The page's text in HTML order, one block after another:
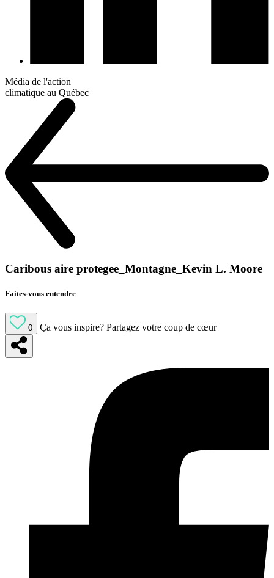
Média de l'action
climatique au Québec
Caribous aire protegee_Montagne_Kevin L. Moore
Faites-vous entendre
0 Ça vous inspire? Partagez votre coup de cœur